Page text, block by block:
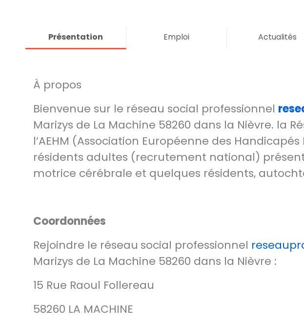
Présentation Emploi Actualités
À propos
Bienvenue sur le réseau social professionnel
Marizys de La Machine 58260 dans la Nièvre. la
l’AEHM (Association Européenne des
résidents adultes (recrutement national)
motrice cérébrale et quelques résidents,
Coordonnées
Rejoindre le réseau social professionnel
Marizys de La Machine 58260 dans la Nièvre :
15 Rue Raoul Follereau
58260 LA MACHINE